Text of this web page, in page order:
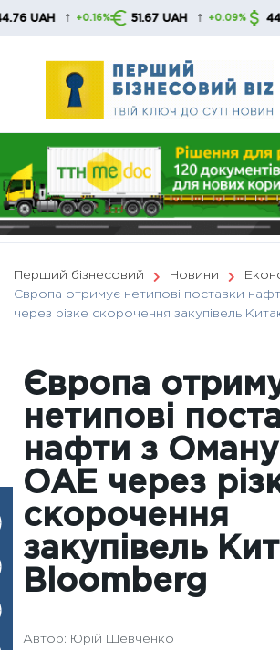
Skip
↑ +0.16% 51.67 UAH ↑ +0.09% 44.76 UAH
Перший бізнесовий Новини
Європа отримує нетипові поставки
через різке скорочення закупівель
Європа
нетипові
нафти з Оману
ОАЕ через
скорочення
закупівель
Bloomberg
Автор: Юрій Шевченко